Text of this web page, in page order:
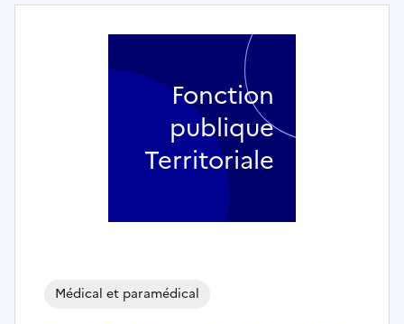
Médical et paramédical
Fonction
publique
Territoriale